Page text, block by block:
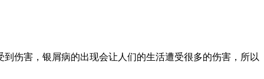
伤害，银屑病的出现会让人们的生活遭受很多的伤害，所以